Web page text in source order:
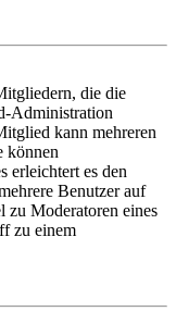
die die
Administration
kann mehreren
können
erleichtert es den
Benutzer auf
zu Moderatoren eines
zu einem